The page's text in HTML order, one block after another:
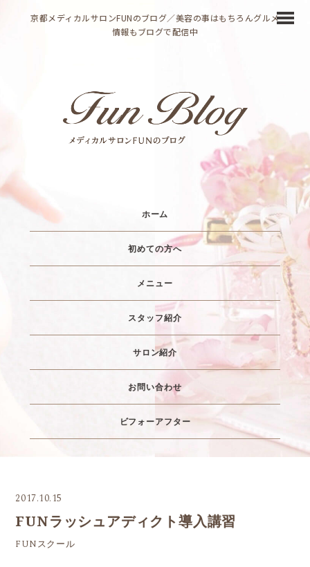
京都メディカルサロンFUNのブログ／美容の事はもちろんグルメ
情報もブログで配信中
ホーム
初めての方へ
メニュー
スタッフ紹介
サロン紹介
お問い合わせ
ビフォーアフター
2017.10.15
FUNラッシュアディクト導入講習
FUNスクール